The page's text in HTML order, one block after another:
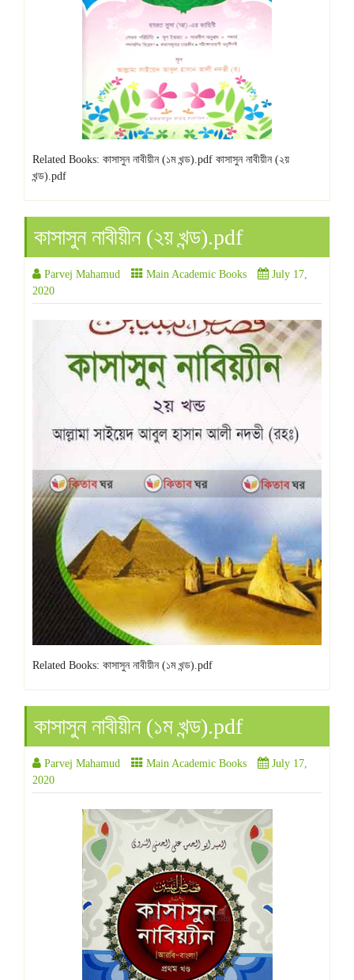
Related Books: কাসাসুন নাবীয়ীন (১ম খন্ড).pdf কাসাসুন নাবীয়ীন (২য়
খন্ড).pdf
কাসাসুন নাবীয়ীন (২য় খন্ড).pdf
Parvej Mahamud Main Academic Books
July 17,
2020
Related Books: কাসাসুন নাবীয়ীন (১ম খন্ড).pdf
কাসাসুন নাবীয়ীন (১ম খন্ড).pdf
Parvej Mahamud Main Academic Books
July 17,
2020